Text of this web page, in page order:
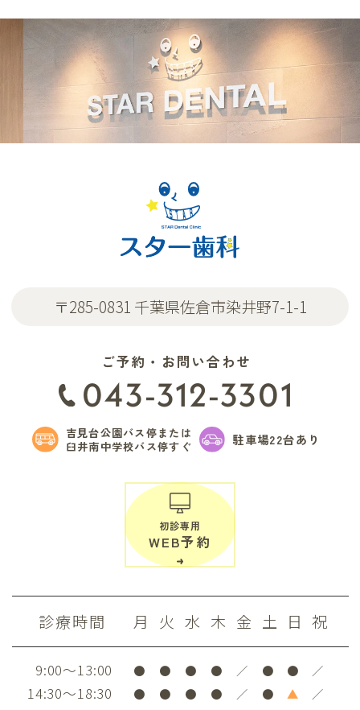
〒285-0831 千葉県佐倉市染井野7-1-1
ご予約・お問い合わせ
043-312-3301
吉見台公園バス停または
臼井南中学校バス停すぐ
駐車場22台あり
初診専用
WEB予約
診療時間 月 火 水 木 金 土 日 祝
9:00～13:00 ● ● ● ● ／ ● ● ／
14:30～18:30 ● ● ● ● ／ ● ▲ ／